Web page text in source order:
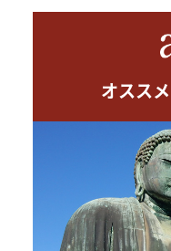
オスス